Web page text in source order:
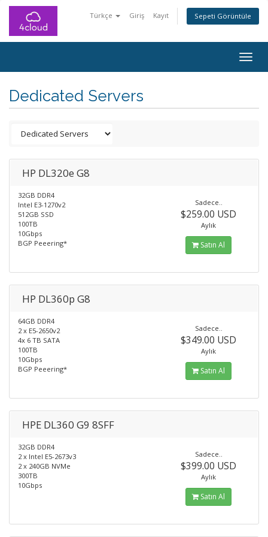
Türkçe Giriş Kayıt Sepeti Görüntüle
Dedicated Servers
HP DL320e G8
32GB DDR4
Intel E3-1270v2
512GB SSD
100TB
10Gbps
BGP Peeering*
Sadece..
$259.00 USD
Aylık
Satın Al
HP DL360p G8
64GB DDR4
2 x E5-2650v2
4x 6 TB SATA
100TB
10Gbps
BGP Peeering*
Sadece..
$349.00 USD
Aylık
Satın Al
HPE DL360 G9 8SFF
32GB DDR4
2 x Intel E5-2673v3
2 x 240GB NVMe
300TB
10Gbps
Sadece..
$399.00 USD
Aylık
Satın Al